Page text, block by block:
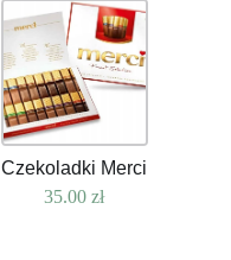
Czekoladki Merci
35.00zł